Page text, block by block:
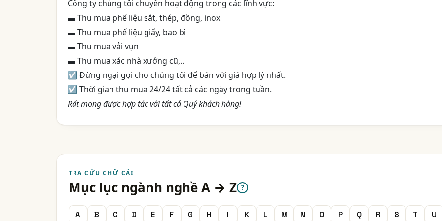
Công ty chúng tôi chuyên hoạt động trong các lĩnh vực:
▬ Thu mua phế liệu sắt, thép, đồng, inox
▬ Thu mua phế liệu giấy, bao bì
▬ Thu mua vải vụn
▬ Thu mua xác nhà xưởng cũ,..
☑ Đừng ngại gọi cho chúng tôi để bán với giá hợp lý nhất.
☑ Thời gian thu mua 24/24 tất cả các ngày trong tuần.
Rất mong được hợp tác với tất cả Quý khách hàng!
TRA CỨU CHỮ CÁI
Mục lục ngành nghề A → Z ?
A B C D E F G H I K L M N O P Q R S T U